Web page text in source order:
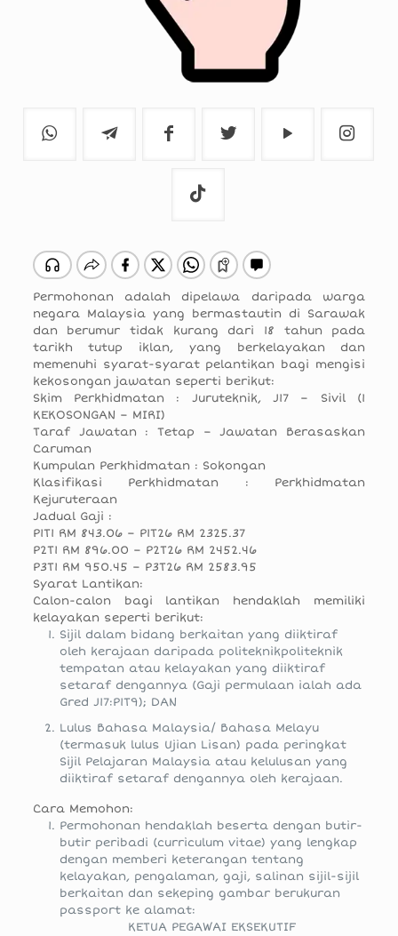
Permohonan adalah dipelawa daripada warga
negara Malaysia yang bermastautin di Sarawak
dan berumur tidak kurang dari 18 tahun pada
tarikh tutup iklan, yang berkelayakan dan
memenuhi syarat-syarat pelantikan bagi mengisi
kekosongan jawatan seperti berikut:
Skim Perkhidmatan : Juruteknik, J17 – Sivil (1
KEKOSONGAN – MIRI)
Taraf Jawatan : Tetap – Jawatan Berasaskan
Caruman
Kumpulan Perkhidmatan : Sokongan
Klasifikasi Perkhidmatan : Perkhidmatan
Kejuruteraan
Jadual Gaji :
P1T1 RM 843.06 – P1T26 RM 2325.37
P2T1 RM 896.00 – P2T26 RM 2452.46
P3T1 RM 950.45 – P3T26 RM 2583.95
Syarat Lantikan:
Calon-calon bagi lantikan hendaklah memiliki
kelayakan seperti berikut:
Sijil dalam bidang berkaitan yang diiktiraf
oleh kerajaan daripada politeknikpoliteknik
tempatan atau kelayakan yang diiktiraf
setaraf dengannya (Gaji permulaan ialah ada
Gred J17:P1T9); DAN
Lulus Bahasa Malaysia/ Bahasa Melayu
(termasuk lulus Ujian Lisan) pada peringkat
Sijil Pelajaran Malaysia atau kelulusan yang
diiktiraf setaraf dengannya oleh kerajaan.
Cara Memohon:
Permohonan hendaklah beserta dengan butir-
butir peribadi (curriculum vitae) yang lengkap
dengan memberi keterangan tentang
kelayakan, pengalaman, gaji, salinan sijil-sijil
berkaitan dan sekeping gambar berukuran
passport ke alamat:
KETUA PEGAWAI EKSEKUTIF